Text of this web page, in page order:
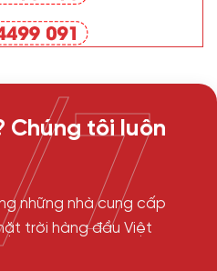
Chúng tôi luôn
những nhà cung cấp
trời hàng đầu Việt
7